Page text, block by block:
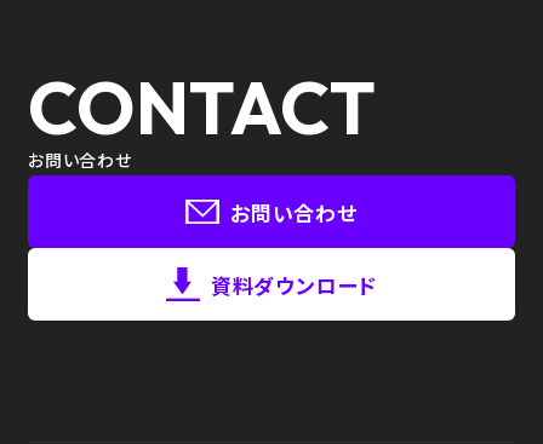
CONTACT
お問い合わせ
お問い合わせ
資料ダウンロード